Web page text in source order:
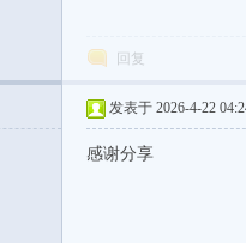
回复
发表于 2026-4-22
感谢分享